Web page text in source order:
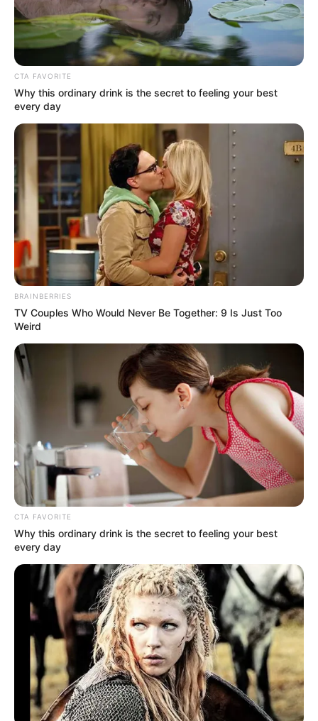
CTA FAVORITE
Why this ordinary drink is the secret to feeling your best
every day
BRAINBERRIES
TV Couples Who Would Never Be Together: 9 Is Just Too
Weird
CTA FAVORITE
Why this ordinary drink is the secret to feeling your best
every day